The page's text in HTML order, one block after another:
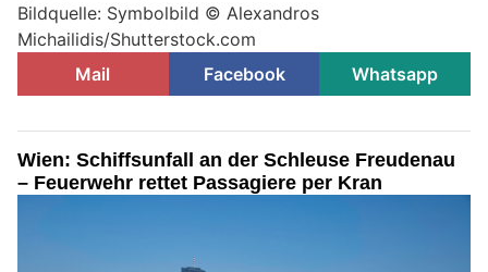
Bildquelle: Symbolbild © Alexandros
Michailidis/Shutterstock.com
Mail
Facebook Whatsapp
Wien: Schiffsunfall an der Schleuse Freudenau
– Feuerwehr rettet Passagiere per Kran